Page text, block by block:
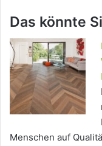
Das könnte
Menschen auf